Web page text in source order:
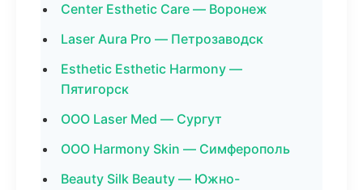
Center Esthetic Care — Воронеж
Laser Aura Pro — Петрозаводск
Esthetic Esthetic Harmony —
Пятигорск
ООО Laser Med — Сургут
ООО Harmony Skin — Симферополь
Beauty Silk Beauty — Южно-